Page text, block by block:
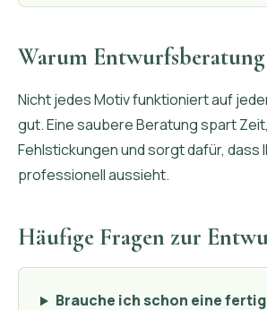
Warum
Nicht jedes Motiv funktioniert auf
gut. Eine saubere Beratung spart
Fehlstickungen und sorgt dafür, dass
professionell aussieht.
Häufige Fragen zur
Brauche ich schon eine